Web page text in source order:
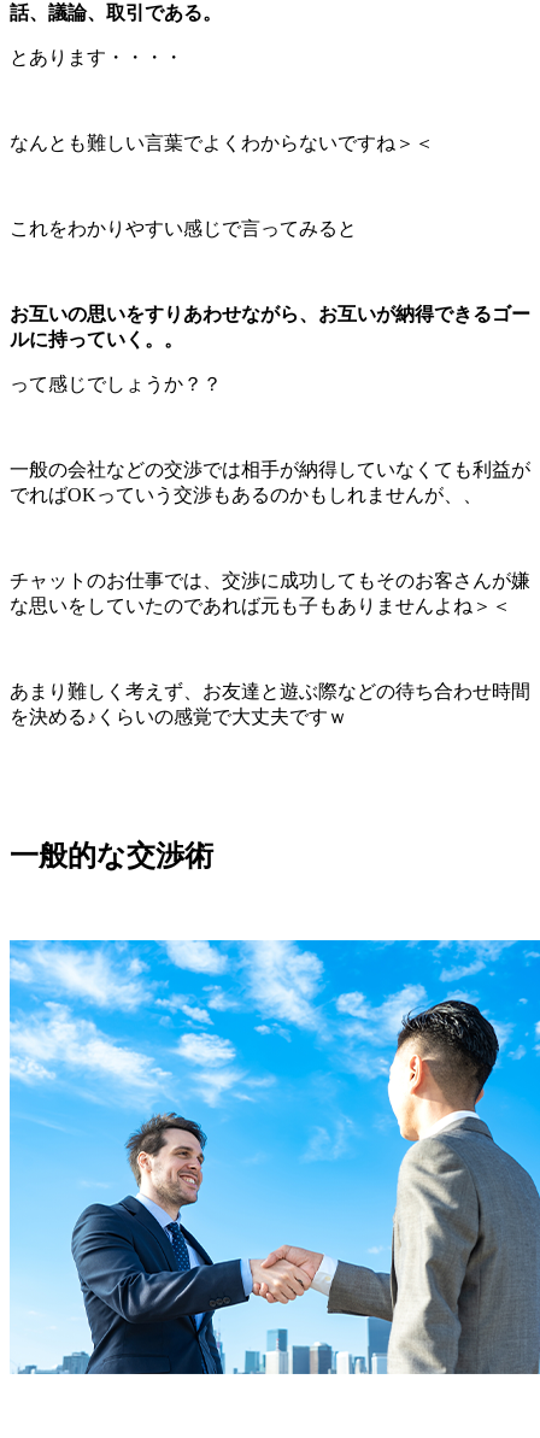
話、議論、取引である。
とあります・・・・
なんとも難しい言葉でよくわからないですね＞＜
これをわかりやすい感じで言ってみると
お互いの思いをすりあわせながら、お互いが納得できるゴー
ルに持っていく。。
って感じでしょうか？？
一般の会社などの交渉では相手が納得していなくても利益が
でればOKっていう交渉もあるのかもしれませんが、、
チャットのお仕事では、交渉に成功してもそのお客さんが嫌
な思いをしていたのであれば元も子もありませんよね＞＜
あまり難しく考えず、お友達と遊ぶ際などの待ち合わせ時間
を決める♪くらいの感覚で大丈夫ですｗ
一般的な交渉術